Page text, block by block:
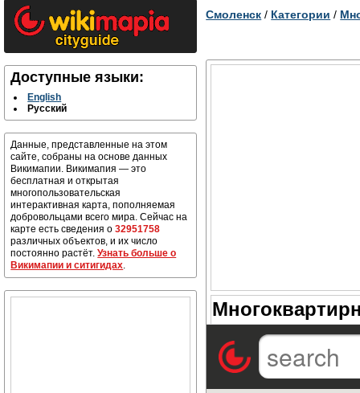
Доступные языки:
English
Русский
Данные, представленные на этом
сайте, собраны на основе данных
Викимапии. Викимапия — это
бесплатная и открытая
многопользовательская
интерактивная карта, пополняемая
добровольцами всего мира. Сейчас на
карте есть сведения о32951758
различных объектов, и их число
постоянно растёт.Узнать больше о
Викимапии и ситигидах.
Смоленск / Категории /